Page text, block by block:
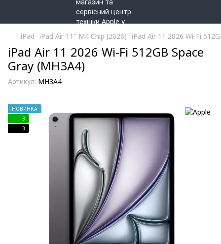
iPad iPad Air 11" M4 Chip (2026) iPad Air 11 2026 Wi-Fi
iPad Air 11 2026 Wi-Fi 512GB Space
Gray (MH3A4)
Артикул: MH3A4
НОВИНКА
3
3